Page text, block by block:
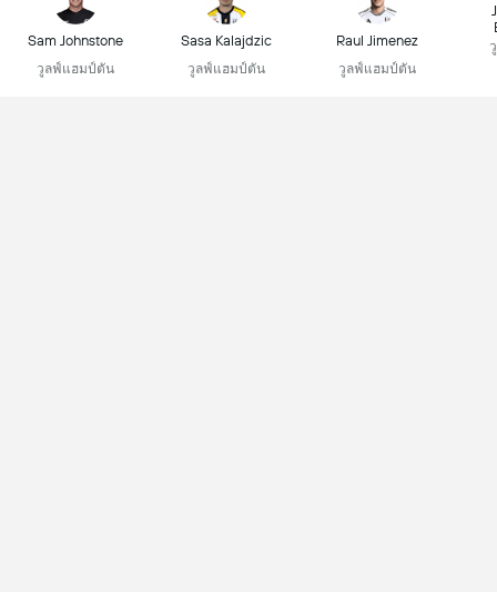
Sam Johnstone
วูลฟ์แฮมป์ตัน
Sasa Kalajdzic
วูลฟ์แฮมป์ตัน
Raul Jimenez
วูลฟ์แฮมป์ตัน